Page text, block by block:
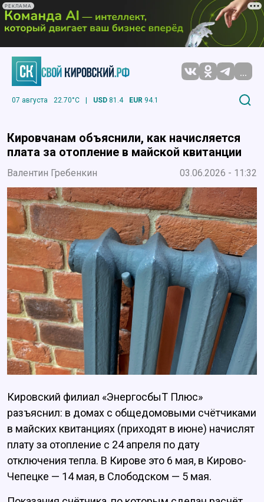
РЕКЛАМА
...
07 августа 22.70°C | USD 81.4 EUR 94.1
Кировчанам объяснили, как начисляется
плата за отопление в майской квитанции
Валентин Гребенкин 03.06.2026 - 11:32
Кировский филиал «ЭнергосбыТ Плюс»
разъяснил: в домах с общедомовыми счётчиками
в майских квитанциях (приходят в июне) начислят
плату за отопление с 24 апреля по дату
отключения тепла. В Кирове это 6 мая, в Кирово-
Чепецке — 14 мая, в Слободском — 5 мая.